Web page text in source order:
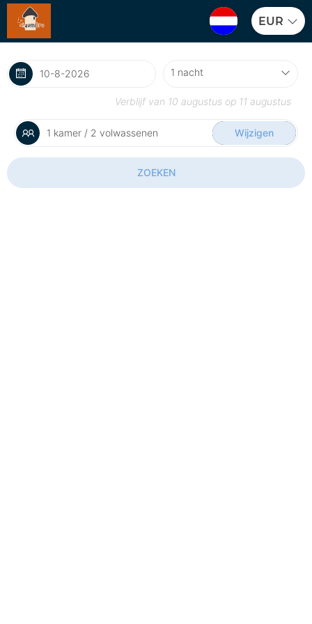
EUR
Verblijf van 10 augustus op 11 augustus
1 kamer / 2 volwassenen Wijzigen